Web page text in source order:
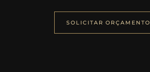
SOLICITAR ORÇAMENTO